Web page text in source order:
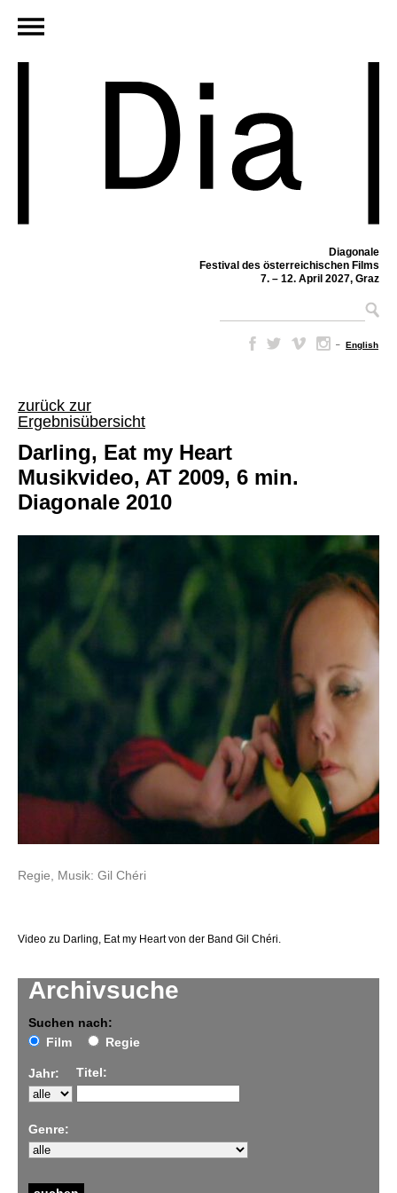
Diagonale
Festival des österreichischen Films
7. – 12. April 2027, Graz
– English
zurück zur
Ergebnisübersicht
Archivsuche
Suchen nach:
Film
Regie
Jahr: Titel:
Genre:
Darling, Eat my Heart
Musikvideo, AT 2009, 6 min.
Diagonale 2010
Regie, Musik: Gil Chéri
Video zu Darling, Eat my Heart von der Band Gil Chéri.